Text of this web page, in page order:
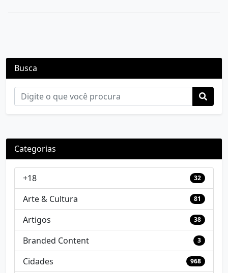
Busca
Categorias
+18 32
Arte & Cultura 81
Artigos 38
Branded Content 3
Cidades 968